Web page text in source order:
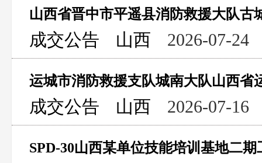
成交公告 山西 2026-07-24
成交公告 山西 2026-07-16